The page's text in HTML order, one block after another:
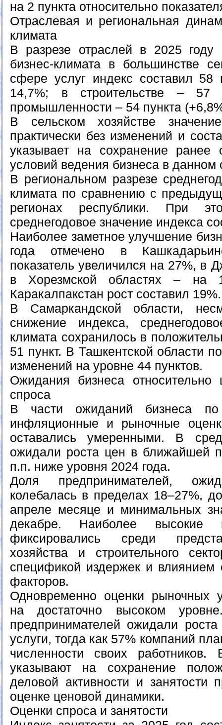
на 2 пункта относительно
Отраслевая и региональная
климата
В разрезе отраслей в 2025 году
бизнес-климата в большинстве
сфере услуг индекс составил 58
14,7%; в строительстве – 57
промышленности – 54 пункта
В сельском хозяйстве
практически без изменений и
указывает на сохранение ранее
условий ведения бизнеса в данном
В региональном разрезе
климата по сравнению с
регионах республики. При
среднегодовое значение индекса
Наиболее заметное улучшение
года отмечено в
показатель увеличился на 27%, в
в Хорезмской областях – на
Каракалпакстан рост составил 19%.
В Самаркандской области,
снижение индекса,
климата сохранилось в
51 пункт. В Ташкентской области
изменений на уровне 44 пунктов.
Ожидания бизнеса
спроса
В части ожиданий бизнеса
инфляционные и рыночные
оставались умеренными. В
ожидали роста цен в ближайшей
п.п. ниже уровня 2024 года.
Доля предпринимателей,
колебалась в пределах 18–27%,
апреле месяце и минимальных
декабре. Наиболее высокие
фиксировались среди
хозяйства и строительного
спецификой издержек и влиянием
факторов.
Одновременно оценки рыночных
на достаточно высоком
предпринимателей ожидали
услуги, тогда как 57% компаний
численности своих работников.
указывают на сохранение
деловой активности и занятости
оценке ценовой динамики.
Оценки спроса и занятости